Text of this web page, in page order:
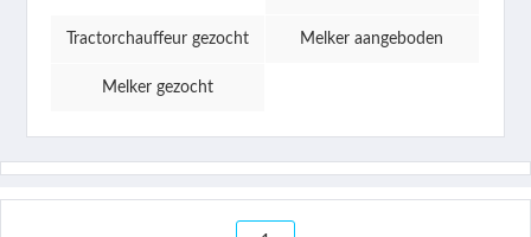
Tractorchauffeur gezocht Melker aangeboden
Melker gezocht